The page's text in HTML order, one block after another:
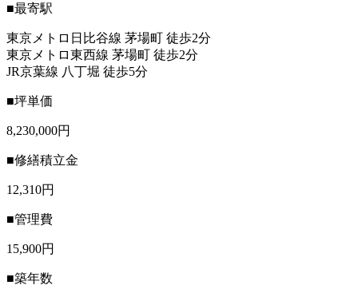
■最寄駅
東京メトロ日比谷線 茅場町 徒歩2分
東京メトロ東西線 茅場町 徒歩2分
JR京葉線 八丁堀 徒歩5分
■坪単価
8,230,000円
■修繕積立金
12,310円
■管理費
15,900円
■築年数